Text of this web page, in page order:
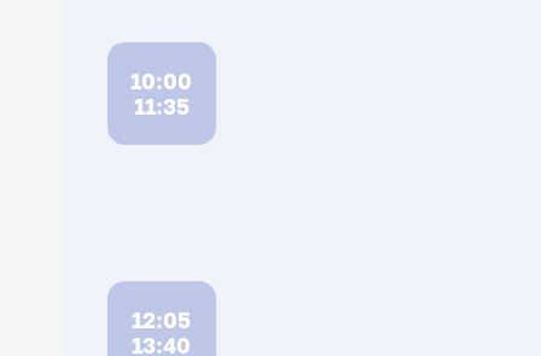
10:00
11:35
12:05
13:40